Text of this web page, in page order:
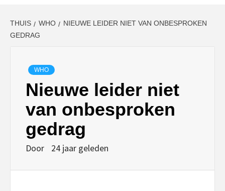
THUIS WHO
NIEUWE LEIDER NIET VAN ONBESPROKEN
GEDRAG
WHO
Nieuwe leider niet
van onbesproken
gedrag
Door 24 jaar geleden